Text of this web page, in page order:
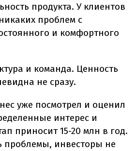
продукта. У клиентов
проблем с
и комфортного
и команда. Ценность
не сразу.
уже посмотрел и оценил
интерес и
приносит 15-20 млн в год.
проблемы, инвесторы не